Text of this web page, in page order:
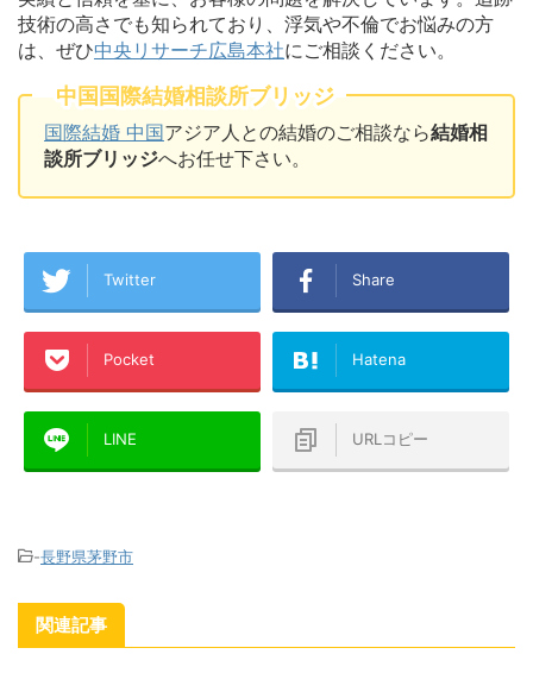
技術の高さでも知られており、浮気や不倫でお悩みの方
は、ぜひ中央リサーチ広島本社にご相談ください。
中国国際結婚相談所ブリッジ
国際結婚 中国アジア人との結婚のご相談なら結婚相
談所ブリッジへお任せ下さい。
Twitter Share
Pocket Hatena
LINE URLコピー
-長野県茅野市
関連記事